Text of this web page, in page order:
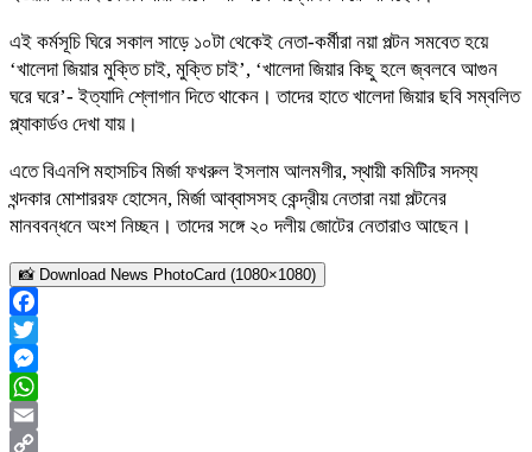
এই কর্মসূচি ঘিরে সকাল সাড়ে ১০টা থেকেই নেতা-কর্মীরা নয়া পল্টন সমবেত হয়ে
‘খালেদা জিয়ার মুক্তি চাই, মুক্তি চাই’, ‘খালেদা জিয়ার কিছু হলে জ্বলবে আগুন
ঘরে ঘরে’- ইত্যাদি শ্লোগান দিতে থাকেন। তাদের হাতে খালেদা জিয়ার ছবি সম্বলিত
প্ল্যাকার্ডও দেখা যায়।
এতে বিএনপি মহাসচিব মির্জা ফখরুল ইসলাম আলমগীর, স্থায়ী কমিটির সদস্য
খন্দকার মোশাররফ হোসেন, মির্জা আব্বাসসহ কেন্দ্রীয় নেতারা নয়া পল্টনের
মানববন্ধনে অংশ নিচ্ছন। তাদের সঙ্গে ২০ দলীয় জোটের নেতারাও আছেন।
📸 Download News PhotoCard (1080×1080)
Facebook
Twitter
Messenger
WhatsApp
Email